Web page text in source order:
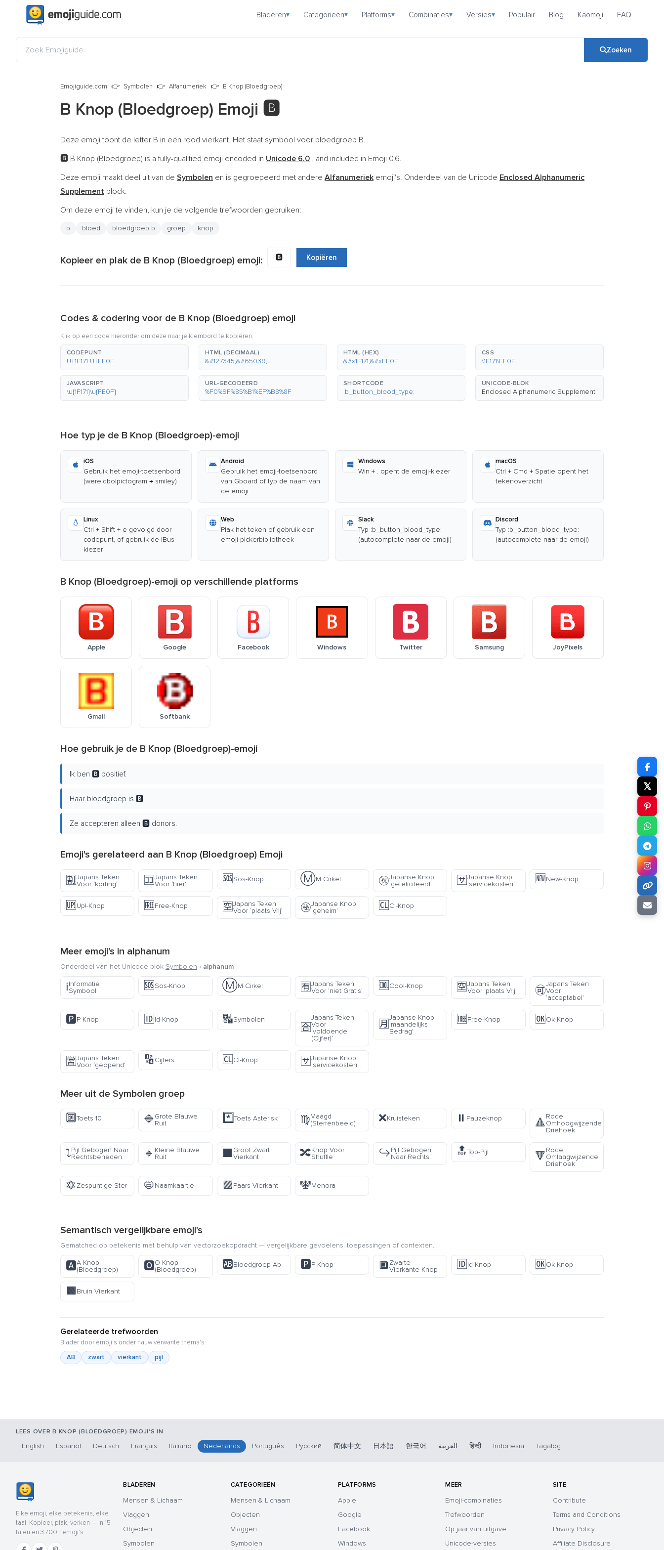
Bladeren▾ Categorieën▾ Platforms▾ Combinaties▾ Versies▾ Populair Blog Kaomoji FAQ
Zoeken
Emojiguide.com Symbolen Alfanumeriek B Knop (Bloedgroep)
B Knop (Bloedgroep) Emoji 🅱️
Deze emoji toont de letter B in een rood vierkant. Het staat symbool voor bloedgroep B.
🅱️ B Knop (Bloedgroep) is a fully-qualified emoji encoded in Unicode 6.0 , and included in Emoji 0.6.
Deze emoji maakt deel uit van de Symbolen en is gegroepeerd met andere Alfanumeriek emoji's. Onderdeel van de Unicode Enclosed Alphanumeric
Supplement block.
Om deze emoji te vinden, kun je de volgende trefwoorden gebruiken:
b bloed bloedgroep b groep knop
Kopieer en plak de B Knop (Bloedgroep) emoji: 🅱️ Kopiëren
Codes & codering voor de B Knop (Bloedgroep) emoji
Klik op een code hieronder om deze naar je klembord te kopiëren.
CODEPUNT
U+1F171 U+FE0F
HTML (DECIMAAL)
&#127345;&#65039;
HTML (HEX)
&#x1F171;&#xFE0F;
CSS
\1F171\FE0F
JAVASCRIPT
\u{1F171}\u{FE0F}
URL-GECODEERD
%F0%9F%85%B1%EF%B8%8F
SHORTCODE
:b_button_blood_type:
UNICODE-BLOK
Enclosed Alphanumeric Supplement
Hoe typ je de B Knop (Bloedgroep)-emoji
iOS
Gebruik het emoji-toetsenbord
(wereldbolpictogram → smiley)
Android
Gebruik het emoji-toetsenbord
van Gboard of typ de naam van
de emoji
Windows
Win + . opent de emoji-kiezer
macOS
Ctrl + Cmd + Spatie opent het
tekenoverzicht
Linux
Ctrl + Shift + e gevolgd door
codepunt, of gebruik de IBus-
kiezer
Web
Plak het teken of gebruik een
emoji-pickerbibliotheek
Slack
Typ :b_button_blood_type:
(autocomplete naar de emoji)
Discord
Typ :b_button_blood_type:
(autocomplete naar de emoji)
B Knop (Bloedgroep)-emoji op verschillende platforms
Apple Google Facebook Windows Twitter Samsung JoyPixels
Gmail Softbank
Hoe gebruik je de B Knop (Bloedgroep)-emoji
Ik ben 🅱️ positief.
Haar bloedgroep is 🅱️.
Ze accepteren alleen 🅱️ donors.
Emoji's gerelateerd aan B Knop (Bloedgroep) Emoji
🈹Japans Teken
Voor ‘korting’
🈁Japans Teken
Voor ‘hier’
🆘Sos-Knop Ⓜ️M Cirkel ㊗️Japanse Knop
'gefeliciteerd'
🈂️Japanse Knop
'servicekosten'
🆕New-Knop
🆙Up!-Knop 🆓Free-Knop 🈳Japans Teken
Voor ‘plaats Vrij’
㊙️Japanse Knop
'geheim'
🆑 Cl-Knop
Meer emoji's in alphanum
Onderdeel van het Unicode-blok Symbolen › alphanum
ℹ️Informatie
Symbool
🆘Sos-Knop Ⓜ️M Cirkel 🈶Japans Teken
Voor ‘niet Gratis’
🆒Cool-Knop 🈳Japans Teken
Voor ‘plaats Vrij’
🉑
Japans Teken
Voor
‘acceptabel’
🅿️P Knop 🆔 Id-Knop 🔣Symbolen
🈴
Japans Teken
Voor
‘voldoende
(Cijfer)‘
🈷️
Japanse Knop
'maandelijks
Bedrag'
🆓Free-Knop 🆗 Ok-Knop
🈺Japans Teken
Voor ‘geopend’
🔢Cijfers 🆑 Cl-Knop 🈂️ Japanse Knop
'servicekosten'
Meer uit de Symbolen groep
🔟Toets 10 🔷Grote Blauwe
Ruit
*️⃣Toets Asterisk ♍Maagd
(Sterrenbeeld)
❌Kruisteken ⏸️ Pauzeknop 🔺
Rode
Omhoogwijzende
Driehoek
⤵️Pijl Gebogen Naar
Rechtsbeneden
🔹 Kleine Blauwe
Ruit
Groot Zwart
Vierkant
🔀Knop Voor
Shuffle
↪️Pijl Gebogen
Naar Rechts
🔝Top-Pijl 🔻
Rode
Omlaagwijzende
Driehoek
🔯Zespuntige Ster 📛Naamkaartje 🟪Paars Vierkant 🕎Menora
Semantisch vergelijkbare emoji's
Gematched op betekenis met behulp van vectorzoekopdracht — vergelijkbare gevoelens, toepassingen of contexten.
🅰️A Knop
(Bloedgroep)
🅾️O Knop
(Bloedgroep)
🆎Bloedgroep Ab 🅿️P Knop 🔲Zwarte
Vierkante Knop
🆔 Id-Knop 🆗 Ok-Knop
🟫Bruin Vierkant
Gerelateerde trefwoorden
Blader door emoji's onder nauw verwante thema's:
AB
zwart vierkant pijl
𝕏
LEES OVER B KNOP (BLOEDGROEP) EMOJI'S IN
English Español Deutsch Français Italiano Nederlands Português Русский 简体中文 日本語 한국어 العربية हिन्दी Indonesia Tagalog
Elke emoji, elke betekenis, elke
taal. Kopieer, plak, verken — in 15
talen en 3.700+ emoji's.
BLADEREN
Mensen & Lichaam
Vlaggen
Objecten
Symbolen
CATEGORIEËN
Mensen & Lichaam
Objecten
Vlaggen
Symbolen
PLATFORMS
Apple
Google
Facebook
Windows
MEER
Emoji-combinaties
Trefwoorden
Op jaar van uitgave
Unicode-versies
SITE
Contribute
Terms and Conditions
Privacy Policy
Affiliate Disclosure